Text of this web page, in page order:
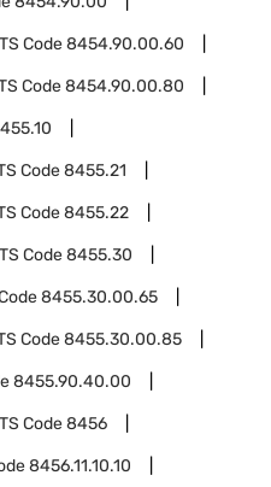
Code8454.90.00.60
Code8454.90.00.80
Code8455.21
Code8455.22
Code8455.30
8455.30.00.65
Code8455.30.00.85
8455.90.40.00
Code8456
8456.11.10.10